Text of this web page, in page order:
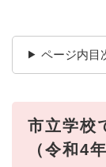
ページ内目
市立学校
（令和4